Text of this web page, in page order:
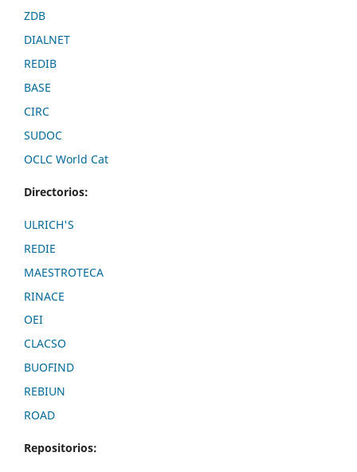
ZDB
DIALNET
REDIB
BASE
CIRC
SUDOC
OCLC World Cat
Directorios:
ULRICH'S
REDIE
MAESTROTECA
RINACE
OEI
CLACSO
BUOFIND
REBIUN
ROAD
Repositorios: